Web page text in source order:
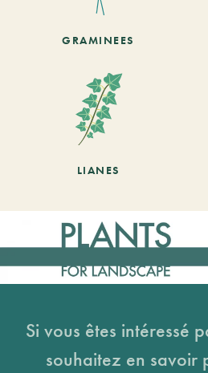
GRAMINEES
LIANES
Si vous êtes intéressé
souhaitez en savoir